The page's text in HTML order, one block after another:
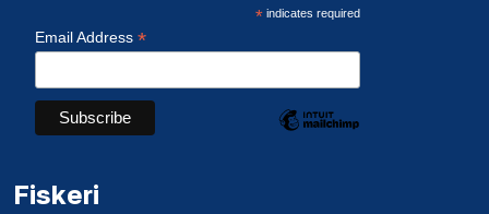
*indicates required
Email Address *
Fiskeri